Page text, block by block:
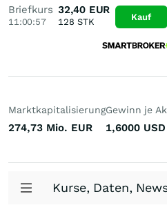
Briefkurs
11:00:57
32,40 EUR
128 STK Kauf
Marktkapitalisierung
274,73 Mio. EUR
Gewinn je
1,6000 USD
Kurse, Daten,